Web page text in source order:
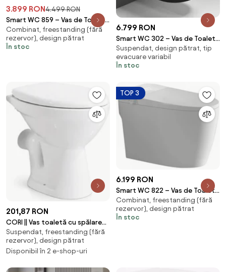
3.899 RON4.499 RON
Smart WC 859 – Vas de Toaletă
Inteligent cu Bideu, Sterilizare
UV, Deschidere/Închidere
automată, Senzor picior,
Telecomandă, Ceramică, Alb
Combinat, freestanding (fără
rezervor), design pătrat
În stoc
6.799 RON
Smart WC 302 – Vas de Toaletă
Inteligent cu Bideu, Sterilizare
UV, Deschidere/Închidere
automată, Senzor picior,
Temperaturii, Uscare aer cald,
Iluminare de noapte, Afișaj LED,
Telecomandă, Ceramică, Negru
Suspendat, design pătrat, tip
evacuare variabil
În stoc
201,87 RON
CORI || Vas toaletă cu spălare
adâncă, ceramică, alb,
evacuare orizontală
Suspendat, freestanding (fără
rezervor), design pătrat
Disponibil în 2 e-shop-uri
TOP 3
6.199 RON
Smart WC 822 – Vas de Toaletă
Inteligent cu Bideu, Sterilizare
UV, Deschidere/Închidere
automată, Senzor picior,
Combinat, freestanding (fără
rezervor), design pătrat
În stoc